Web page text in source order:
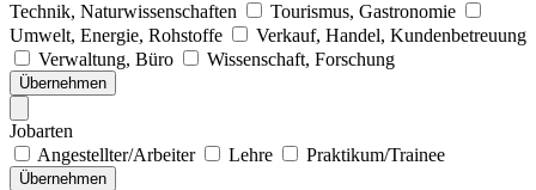
Technik, Naturwissenschaften
Tourismus, Gastronomie
Umwelt, Energie, Rohstoffe
Verkauf, Handel, Kundenbetreuung
Verwaltung, Büro
Wissenschaft, Forschung
Übernehmen
Jobarten
Angestellter/Arbeiter
Lehre Praktikum/Trainee
Übernehmen